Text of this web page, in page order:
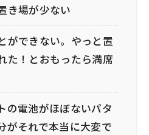
き場が少ない
ができない。やっと置
た！とおもったら満席
の電池がほぼないパタ
がそれで本当に大変で